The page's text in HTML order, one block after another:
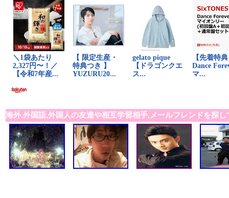
海外,外国語,外国人の友達や相互学習相手,メールフレンドを探し